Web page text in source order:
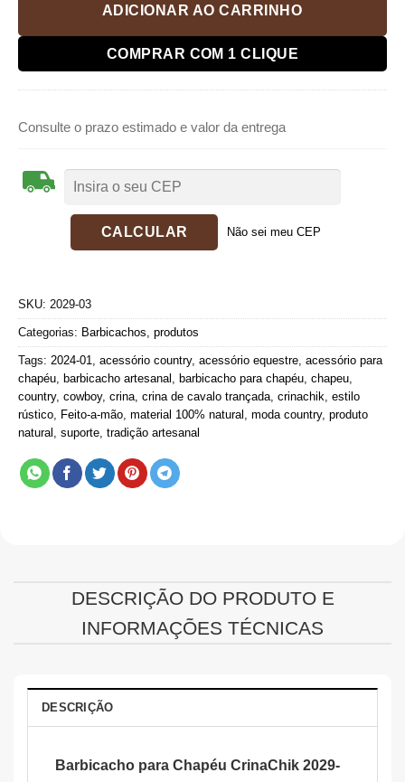
ADICIONAR AO CARRINHO
COMPRAR COM 1 CLIQUE
Consulte o prazo estimado e valor da entrega
Não sei meu CEP
SKU: 2029-03
Categorias: Barbicachos, produtos
Tags: 2024-01, acessório country, acessório equestre, acessório para
chapéu, barbicacho artesanal , barbicacho para chapéu, chapeu,
country, cowboy, crina, crina de cavalo trançada, crinachik, estilo
rústico, Feito-a-mão, material 100% natural , moda country, produto
natural , suporte, tradição artesanal
DESCRIÇÃO DO PRODUTO E
INFORMAÇÕES TÉCNICAS
DESCRIÇÃO
Barbicacho para Chapéu CrinaChik 2029-